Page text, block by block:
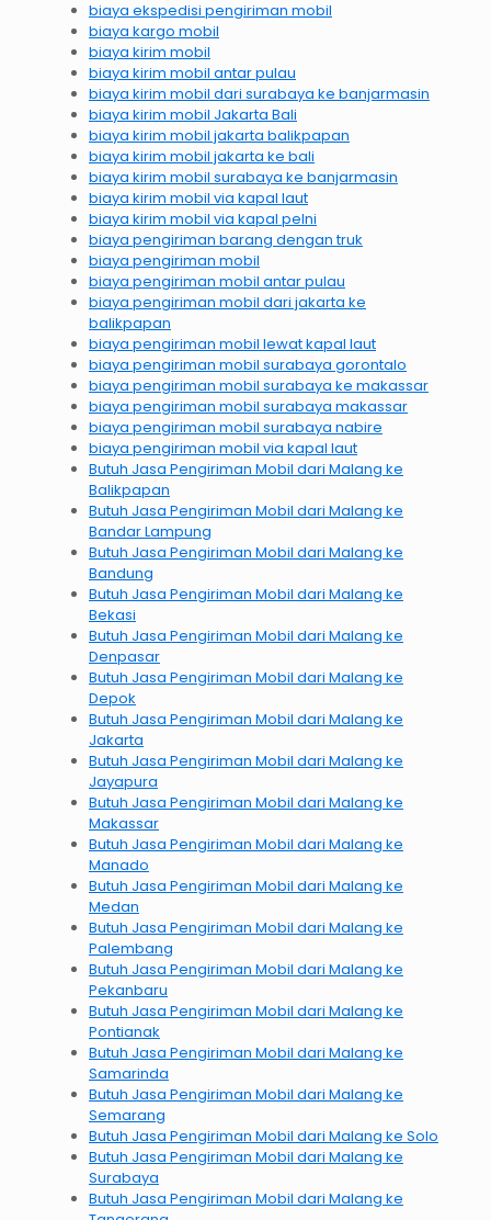
biaya ekspedisi pengiriman mobil
biaya kargo mobil
biaya kirim mobil
biaya kirim mobil antar pulau
biaya kirim mobil dari surabaya ke banjarmasin
biaya kirim mobil Jakarta Bali
biaya kirim mobil jakarta balikpapan
biaya kirim mobil jakarta ke bali
biaya kirim mobil surabaya ke banjarmasin
biaya kirim mobil via kapal laut
biaya kirim mobil via kapal pelni
biaya pengiriman barang dengan truk
biaya pengiriman mobil
biaya pengiriman mobil antar pulau
biaya pengiriman mobil dari jakarta ke
balikpapan
biaya pengiriman mobil lewat kapal laut
biaya pengiriman mobil surabaya gorontalo
biaya pengiriman mobil surabaya ke makassar
biaya pengiriman mobil surabaya makassar
biaya pengiriman mobil surabaya nabire
biaya pengiriman mobil via kapal laut
Butuh Jasa Pengiriman Mobil dari Malang ke
Balikpapan
Butuh Jasa Pengiriman Mobil dari Malang ke
Bandar Lampung
Butuh Jasa Pengiriman Mobil dari Malang ke
Bandung
Butuh Jasa Pengiriman Mobil dari Malang ke
Bekasi
Butuh Jasa Pengiriman Mobil dari Malang ke
Denpasar
Butuh Jasa Pengiriman Mobil dari Malang ke
Depok
Butuh Jasa Pengiriman Mobil dari Malang ke
Jakarta
Butuh Jasa Pengiriman Mobil dari Malang ke
Jayapura
Butuh Jasa Pengiriman Mobil dari Malang ke
Makassar
Butuh Jasa Pengiriman Mobil dari Malang ke
Manado
Butuh Jasa Pengiriman Mobil dari Malang ke
Medan
Butuh Jasa Pengiriman Mobil dari Malang ke
Palembang
Butuh Jasa Pengiriman Mobil dari Malang ke
Pekanbaru
Butuh Jasa Pengiriman Mobil dari Malang ke
Pontianak
Butuh Jasa Pengiriman Mobil dari Malang ke
Samarinda
Butuh Jasa Pengiriman Mobil dari Malang ke
Semarang
Butuh Jasa Pengiriman Mobil dari Malang ke Solo
Butuh Jasa Pengiriman Mobil dari Malang ke
Surabaya
Butuh Jasa Pengiriman Mobil dari Malang ke